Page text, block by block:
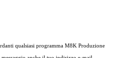
qualsiasi programma M8K Produzione